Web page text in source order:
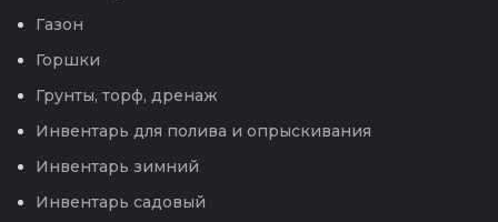
Газон
Горшки
Грунты, торф, дренаж
Инвентарь для полива и опрыскивания
Инвентарь зимний
Инвентарь садовый